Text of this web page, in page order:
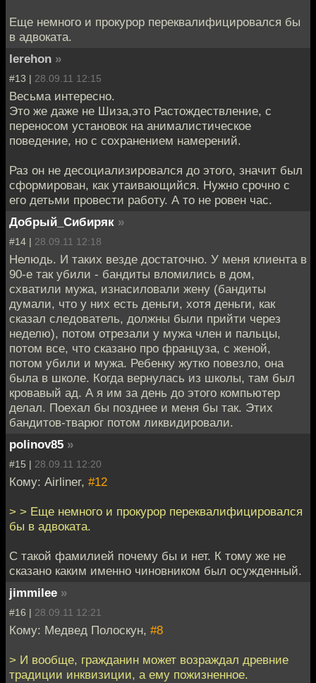
Еще немного и прокурор переквалифицировался бы
в адвоката.
Ierehon »
#13 | 28.09.11 12:15
Весьма интересно.
Это же даже не Шиза,это Растождествление, с
переносом установок на анималистическое
поведение, но с сохранением намерений.
Раз он не десоциализировался до этого, значит был
сформирован, как утаивающийся. Нужно срочно с
его детьми провести работу. А то не ровен час.
Добрый_Сибиряк »
#14 | 28.09.11 12:18
Нелюдь. И таких везде достаточно. У меня клиента в
90-е так убили - бандиты вломились в дом,
схватили мужа, изнасиловали жену (бандиты
думали, что у них есть деньги, хотя деньги, как
сказал следователь, должны были прийти через
неделю), потом отрезали у мужа член и пальцы,
потом все, что сказано про француза, с женой,
потом убили и мужа. Ребенку жутко повезло, она
была в школе. Когда вернулась из школы, там был
кровавый ад. А я им за день до этого компьютер
делал. Поехал бы позднее и меня бы так. Этих
бандитов-тварюг потом ликвидировали.
polinov85 »
#15 | 28.09.11 12:20
Кому: Airliner, #12
> > Еще немного и прокурор переквалифицировался
бы в адвоката.
С такой фамилией почему бы и нет. К тому же не
сказано каким именно чиновником был осужденный.
jimmilee »
#16 | 28.09.11 12:21
Кому: Медвед Полоскун, #8
> И вообще, гражданин может возраждал древние
традиции инквизиции, а ему пожизненное.